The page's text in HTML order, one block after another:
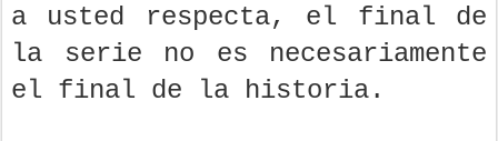
a usted respecta, el final de
la serie no es necesariamente
el final de la historia.